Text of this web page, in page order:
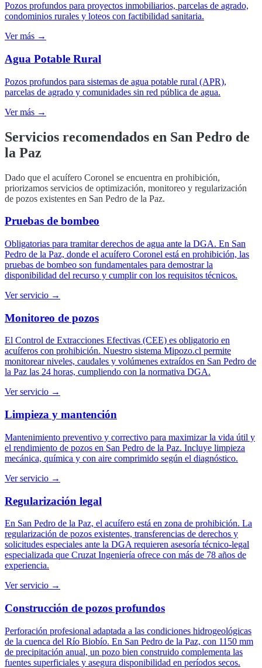
Pozos profundos para proyectos inmobiliarios, parcelas de agrado,
condominios rurales y loteos con factibilidad sanitaria.
Ver más →
Agua Potable Rural
Pozos profundos para sistemas de agua potable rural (APR),
parcelas de agrado y comunidades sin red pública de agua.
Ver más →
Servicios recomendados en San Pedro de
la Paz
Dado que el acuífero Coronel se encuentra en prohibición,
priorizamos servicios de optimización, monitoreo y regularización
de pozos existentes en San Pedro de la Paz.
Pruebas de bombeo
Obligatorias para tramitar derechos de agua ante la DGA. En San
Pedro de la Paz, donde el acuífero Coronel está en prohibición, las
pruebas de bombeo son fundamentales para demostrar la
disponibilidad del recurso y cumplir con los requisitos técnicos.
Ver servicio →
Monitoreo de pozos
El Control de Extracciones Efectivas (CEE) es obligatorio en
acuíferos con prohibición. Nuestro sistema Mipozo.cl permite
monitorear niveles, caudales y volúmenes extraídos en San Pedro de
la Paz las 24 horas, cumpliendo con la normativa DGA.
Ver servicio →
Limpieza y mantención
Mantenimiento preventivo y correctivo para maximizar la vida útil y
el rendimiento de pozos en San Pedro de la Paz. Incluye limpieza
mecánica, química y con aire comprimido según el diagnóstico.
Ver servicio →
Regularización legal
En San Pedro de la Paz, el acuífero está en zona de prohibición. La
regularización de pozos existentes, transferencias de derechos y
solicitudes especiales ante la DGA requieren asesoría técnico-legal
especializada que Cruzat Ingeniería ofrece con más de 78 años de
experiencia.
Ver servicio →
Construcción de pozos profundos
Perforación profesional adaptada a las condiciones hidrogeológicas
de la cuenca del Río Biobío. En San Pedro de la Paz, con 1150 mm
de precipitación anual, un pozo bien construido complementa las
fuentes superficiales y asegura disponibilidad en períodos secos.